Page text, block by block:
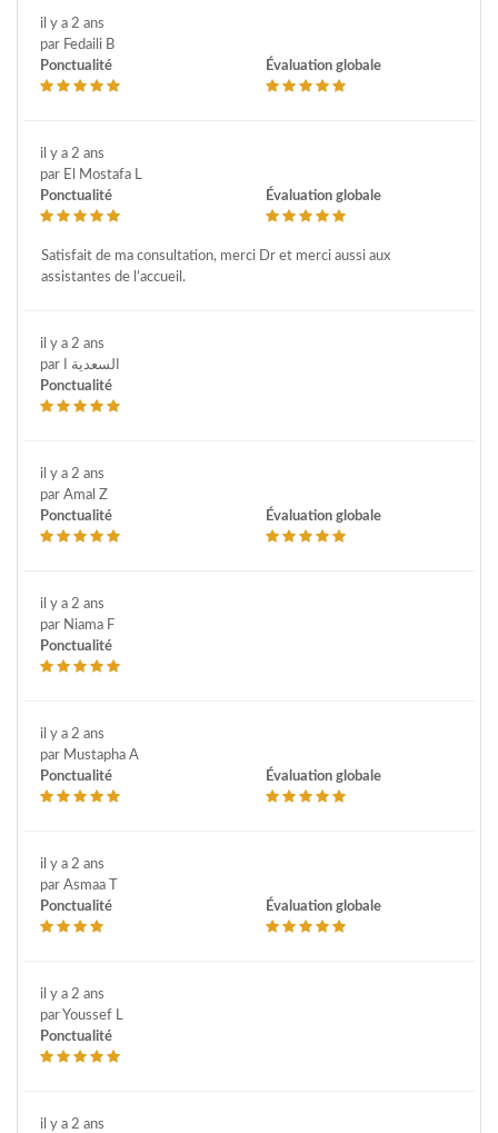
il y a 2 ans
par Fedaili B
Ponctualité
Évaluation globale
il y a 2 ans
par El Mostafa L
Ponctualité
Évaluation globale
Satisfait de ma consultation, merci Dr et merci aussi aux
assistantes de l’accueil.
il y a 2 ans
par السعدية ا
Ponctualité
il y a 2 ans
par Amal Z
Ponctualité
Évaluation globale
il y a 2 ans
par Niama F
Ponctualité
il y a 2 ans
par Mustapha A
Ponctualité
Évaluation globale
il y a 2 ans
par Asmaa T
Ponctualité
Évaluation globale
il y a 2 ans
par Youssef L
Ponctualité
il y a 2 ans